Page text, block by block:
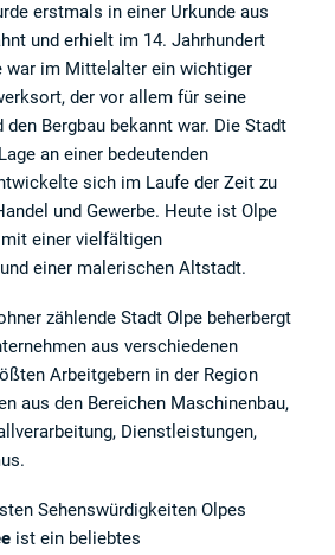
erstmals in einer Urkunde aus
und erhielt im 14. Jahrhundert
war im Mittelalter ein wichtiger
der vor allem für seine
Bergbau bekannt war. Die Stadt
an einer bedeutenden
sich im Laufe der Zeit zu
und Gewerbe. Heute ist Olpe
einer vielfältigen
einer malerischen Altstadt.
zählende Stadt Olpe beherbergt
aus verschiedenen
Arbeitgebern in der Region
aus den Bereichen Maschinenbau,
Dienstleistungen,
Sehenswürdigkeiten Olpes
ist ein beliebtes